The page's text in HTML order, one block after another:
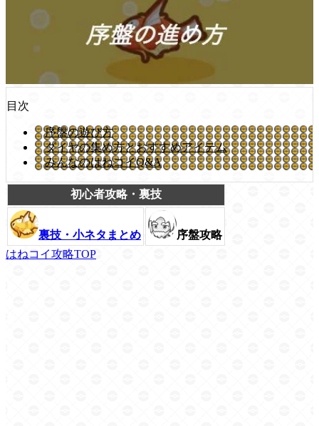
目次
序盤の遊び方
ダイヤの集め方とおすすめアイテム
みんなのはねコイQ&A
初心者攻略・裏技
裏技・小ネタまとめ
序盤攻略
はねコイ攻略TOP